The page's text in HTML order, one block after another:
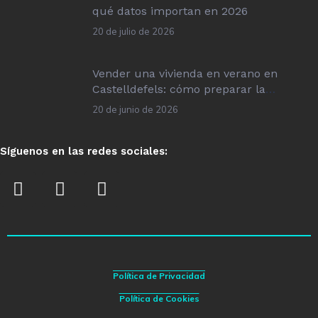
qué datos importan en 2026
20 de julio de 2026
Vender una vivienda en verano en
Castelldefels: cómo preparar la
operación
20 de junio de 2026
Síguenos en las redes sociales:
Política de Privacidad
Política de Cookies